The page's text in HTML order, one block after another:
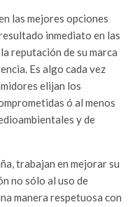
las mejores opciones
inmediato en las
reputación de su marca
Es algo cada vez
elijan los
ó al menos
y de
trabajan en mejorar su
no sólo al uso de
manera respetuosa con